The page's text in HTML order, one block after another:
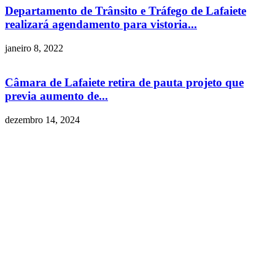
Departamento de Trânsito e Tráfego de Lafaiete
realizará agendamento para vistoria...
janeiro 8, 2022
Câmara de Lafaiete retira de pauta projeto que
previa aumento de...
dezembro 14, 2024